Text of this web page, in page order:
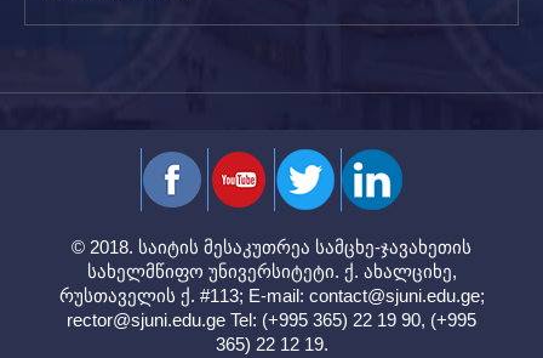
© 2018. საიტის მესაკუთრეა სამცხე-ჯავახეთის
სახელმწიფო უნივერსიტეტი. ქ. ახალციხე,
რუსთაველის ქ. #113; E-mail: contact@sjuni.edu.ge;
rector@sjuni.edu.ge Tel: (+995 365) 22 19 90, (+995
365) 22 12 19.